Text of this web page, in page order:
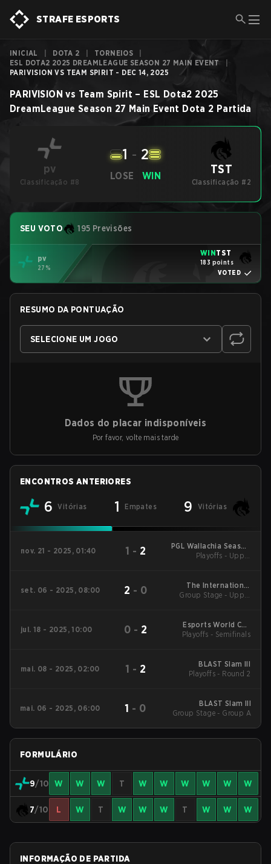
STRAFE ESPORTS
INICIAL DOTA 2 TORNEIOS
ESL DOTA2 2025 DREAMLEAGUE SEASON 27 MAIN EVENT
PARIVISION VS TEAM SPIRIT - DEC 14, 2025
PARIVISION vs Team Spirit – ESL Dota2 2025
DreamLeague Season 27 Main Event Dota 2 Partida
pv
Classificação #8
LOSE
1 - 2
WIN TST
Classificação #2
SEU VOTO 195 Previsões
pv
27%
WINTST
183 points
VOTED
RESUMO DA PONTUAÇÃO
SELECIONE UM JOGO
Dados do placar indisponíveis
Por favor, volte mais tarde
ENCONTROS ANTERIORES
6 Vitórias 1 Empates 9 Vitórias
nov. 21 - 2025, 01:40 1 - 2
PGL Wallachia Season
6 Main Tournament
Playoffs - Upper
set. 06 - 2025, 08:00 2 - 0
The International
2025 Main Event
Group Stage - Upper
jul. 18 - 2025, 10:00 0 - 2
Esports World Cup
2025 Dota2
Playoffs - Semifinals
mai. 08 - 2025, 02:00 1 - 2
BLAST Slam III
Playoffs - Round 2
mai. 06 - 2025, 06:00 1 - 0
BLAST Slam III
Group Stage - Group A
FORMULÁRIO
9/10 W W W T W W W W W W
7/10 L W T W W W T W W W
INFORMAÇÃO DE PARTIDA